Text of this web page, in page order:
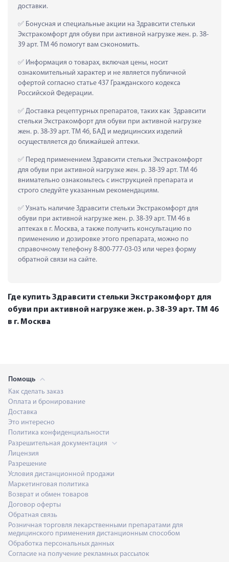
доставки.
Бонусная и специальные акции на Здравсити стельки
Экстракомфорт для обуви при активной нагрузке жен. р. 38-
39 арт. ТМ 46 помогут вам сэкономить.
Информация о товарах, включая цены, носит
ознакомительный характер и не является публичной
офертой согласно статье 437 Гражданского кодекса
Российской Федерации.
Доставка рецептурных препаратов, таких как  Здравсити
стельки Экстракомфорт для обуви при активной нагрузке
жен. р. 38-39 арт. ТМ 46, БАД и медицинских изделий
осуществляется до ближайшей аптеки.
Перед применением Здравсити стельки Экстракомфорт
для обуви при активной нагрузке жен. р. 38-39 арт. ТМ 46
внимательно ознакомьтесь с инструкцией препарата и
строго следуйте указанным рекомендациям.
Узнать наличие Здравсити стельки Экстракомфорт для
обуви при активной нагрузке жен. р. 38-39 арт. ТМ 46 в
аптеках в г. Москва, а также получить консультацию по
применению и дозировке этого препарата, можно по
справочному телефону 8-800-777-03-03 или через форму
обратной связи на сайте.
Где купить Здравсити стельки Экстракомфорт для
обуви при активной нагрузке жен. р. 38-39 арт. ТМ 46
в г. Москва
Помощь
Как сделать заказ
Оплата и бронирование
Доставка
Это интересно
Политика конфиденциальности
Разрешительная документация
Лицензия
Разрешение
Условия дистанционной продажи
Маркетинговая политика
Возврат и обмен товаров
Договор оферты
Обратная связь
Розничная торговля лекарственными препаратами для
медицинского применения дистанционным способом
Обработка персональных данных
Согласие на получение рекламных рассылок